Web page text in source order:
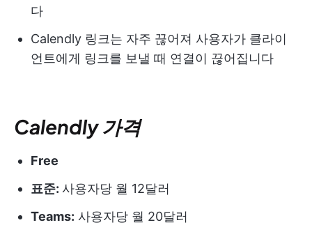
다
Calendly 링크는 자주 끊어져 사용자가 클라이
언트에게 링크를 보낼 때 연결이 끊어집니다
Calendly 가격
Free
표준: 사용자당 월 12달러
Teams: 사용자당 월 20달러